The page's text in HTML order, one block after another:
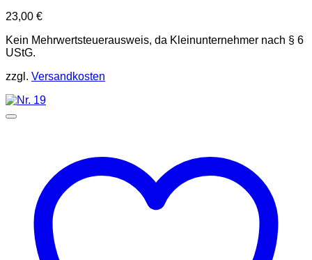
23,00 €
Kein Mehrwertsteuerausweis, da Kleinunternehmer nach § 6
UStG.
zzgl. Versandkosten